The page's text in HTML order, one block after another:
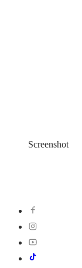
Screenshot